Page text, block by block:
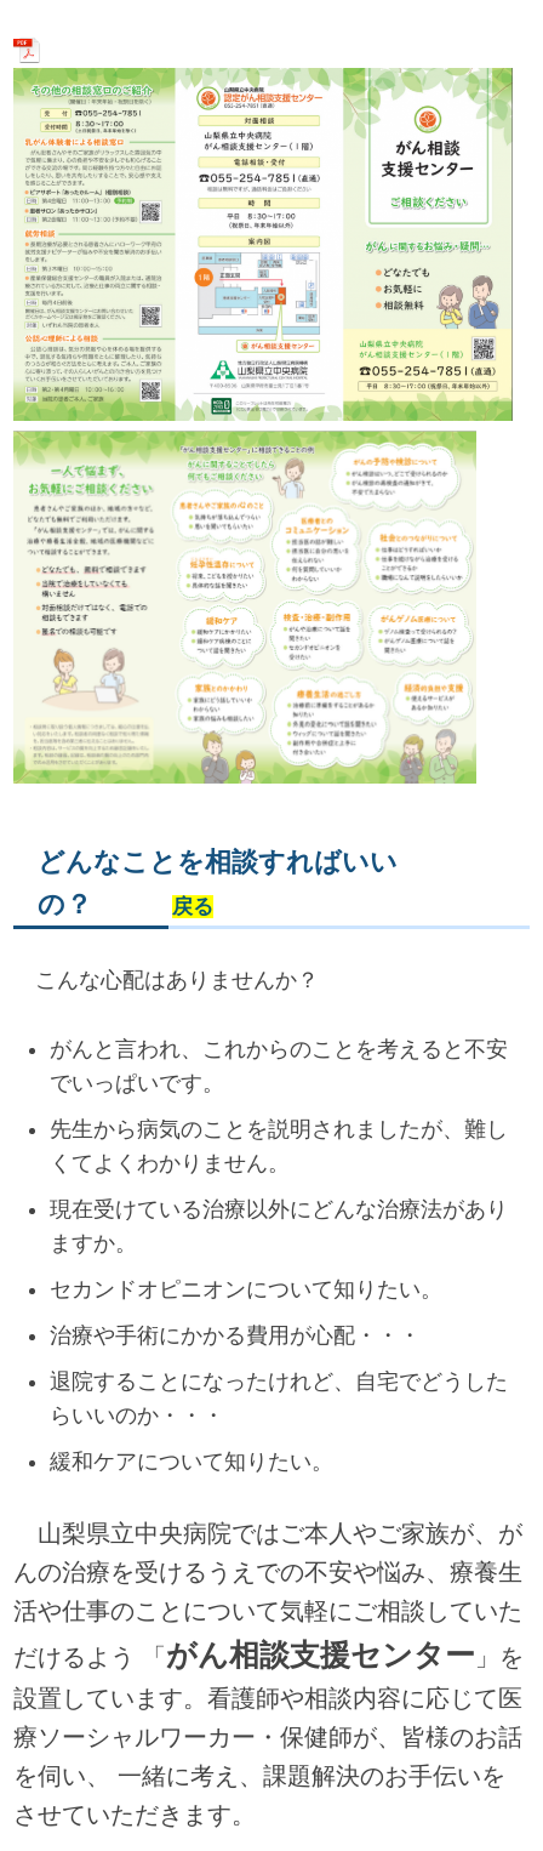
どんなことを相談すればいい
の？戻る
こんな心配はありませんか？
がんと言われ、これからのことを考えると不安
でいっぱいです。
先生から病気のことを説明されましたが、難し
くてよくわかりません。
現在受けている治療以外にどんな治療法があり
ますか。
セカンドオピニオンについて知りたい。
治療や手術にかかる費用が心配・・・
退院することになったけれど、自宅でどうした
らいいのか・・・
緩和ケアについて知りたい。
山梨県立中央病院ではご本人やご家族が、が
んの治療を受けるうえでの不安や悩み、療養生
活や仕事のことについて気軽にご相談していた
だけるよう 「がん相談支援センター 」を
設置しています。看護師や相談内容に応じて医
療ソーシャルワーカー・保健師が、皆様のお話
を伺い、 一緒に考え、課題解決のお手伝いを
させていただきます。